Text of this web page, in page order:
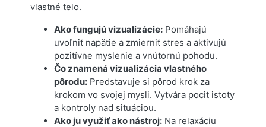
vlastné telo.
Ako fungujú vizualizácie: Pomáhajú
uvoľniť napätie a zmierniť stres a aktivujú
pozitívne myslenie a vnútornú pohodu.
Čo znamená vizualizácia vlastného
pôrodu: Predstavuje si pôrod krok za
krokom vo svojej mysli. Vytvára pocit istoty
a kontroly nad situáciou.
Ako ju využiť ako nástroj: Na relaxáciu